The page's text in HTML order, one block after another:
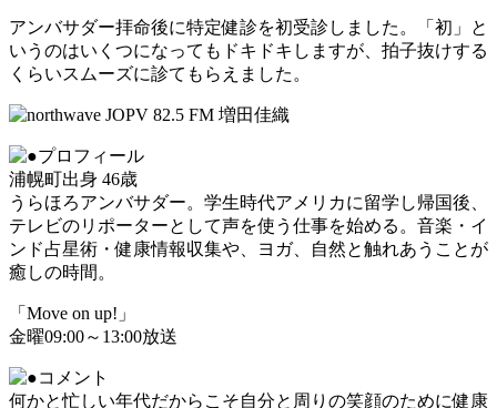
アンバサダー拝命後に特定健診を初受診しました。「初」と
いうのはいくつになってもドキドキしますが、拍子抜けする
くらいスムーズに診てもらえました。
浦幌町出身 46歳
うらほろアンバサダー。学生時代アメリカに留学し帰国後、
テレビのリポーターとして声を使う仕事を始める。音楽・イ
ンド占星術・健康情報収集や、ヨガ、自然と触れあうことが
癒しの時間。
「Move on up!」
金曜09:00～13:00放送
何かと忙しい年代だからこそ自分と周りの笑顔のために健康